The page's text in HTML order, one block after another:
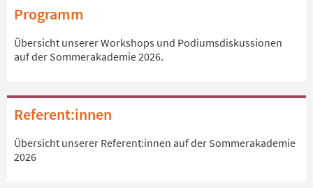
Programm
Übersicht unserer Workshops und Podiumsdiskussionen
auf der Sommerakademie 2026.
Referent:innen
Übersicht unserer Referent:innen auf der Sommerakademie
2026